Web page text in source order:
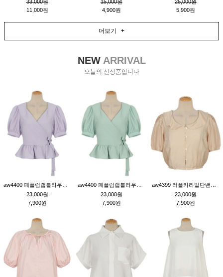
33,000원
11,000원
15,000원
4,900원
25,000원
5,900원
더보기 +
NEWARRIVAL
오늘의 신상품입니다
23,000원
7,900원
23,000원
7,900원
23,000원
7,900원